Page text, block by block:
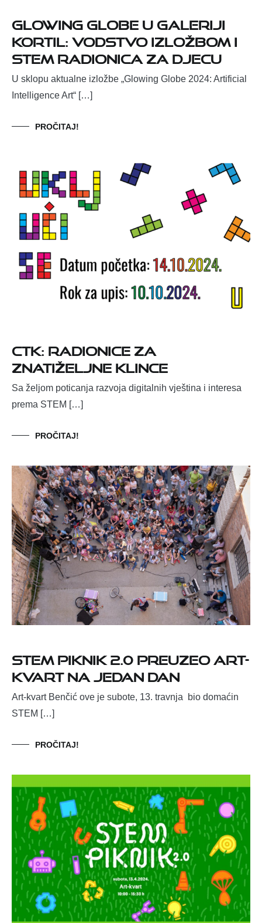
Glowing Globe u Galeriji
Kortil: vodstvo izložbom i
STEM radionica za djecu
U sklopu aktualne izložbe „Glowing Globe 2024: Artificial
Intelligence Art“ […]
PROČITAJ!
CTK: Radionice za
znatiželjne klince
Sa željom poticanja razvoja digitalnih vještina i interesa
prema STEM […]
PROČITAJ!
STEM PIKNIK 2.0 PREUZEO ART-
KVART NA JEDAN DAN
Art-kvart Benčić ove je subote, 13. travnja bio domaćin
STEM […]
PROČITAJ!